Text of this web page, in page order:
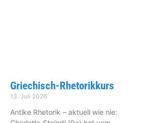
Griechisch-Rhetorikkurs
13. Juli 2026
Antike Rhetorik – aktuell wie nie: